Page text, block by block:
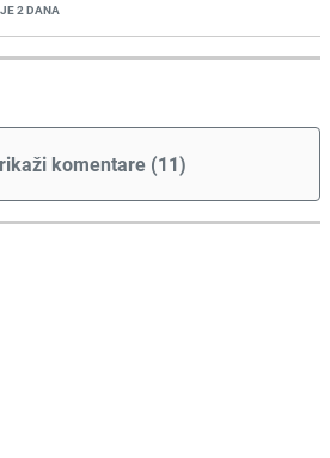
2 DANA
komentare (11)